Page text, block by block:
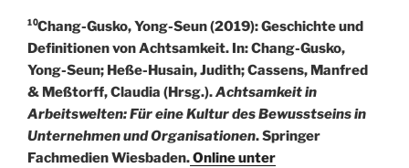
¹⁰Chang-Gusko, Yong-Seun (2019): Geschichte und
Definitionen von Achtsamkeit. In: Chang-Gusko,
Yong-Seun; Heße-Husain, Judith; Cassens, Manfred
& Meßtorff, Claudia (Hrsg.).Achtsamkeit in
Arbeitswelten: Für eine Kultur des Bewusstseins in
Unternehmen und Organisationen. Springer
Fachmedien Wiesbaden.Online unter